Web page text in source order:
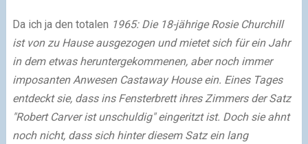
Da ich ja den totalen 1965: Die 18-jährige Rosie Churchill
ist von zu Hause ausgezogen und mietet sich für ein Jahr
in dem etwas heruntergekommenen, aber noch immer
imposanten Anwesen Castaway House ein. Eines Tages
entdeckt sie, dass ins Fensterbrett ihres Zimmers der Satz
"Robert Carver ist unschuldig" eingeritzt ist. Doch sie ahnt
noch nicht, dass sich hinter diesem Satz ein lang